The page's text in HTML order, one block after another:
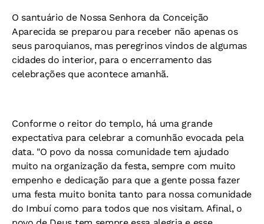
O santuário de Nossa Senhora da Conceição
Aparecida se preparou para receber não apenas os
seus paroquianos, mas peregrinos vindos de algumas
cidades do interior, para o encerramento das
celebrações que acontece amanhã.
Conforme o reitor do templo, há uma grande
expectativa para celebrar a comunhão evocada pela
data. "O povo da nossa comunidade tem ajudado
muito na organização da festa, sempre com muito
empenho e dedicação para que a gente possa fazer
uma festa muito bonita tanto para nossa comunidade
do Imbuí como para todos que nos visitam. Afinal, o